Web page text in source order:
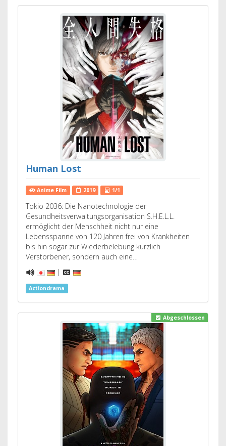
Human Lost
Anime Film 2019 1/1
Tokio 2036: Die Nanotechnologie der
Gesundheitsverwaltungsorganisation S.H.E.L.L.
ermöglicht der Menschheit nicht nur eine
Lebensspanne von 120 Jahren frei von Krankheiten
bis hin sogar zur Wiederbelebung kürzlich
Verstorbener, sondern auch eine…
|
Actiondrama
Abgeschlossen